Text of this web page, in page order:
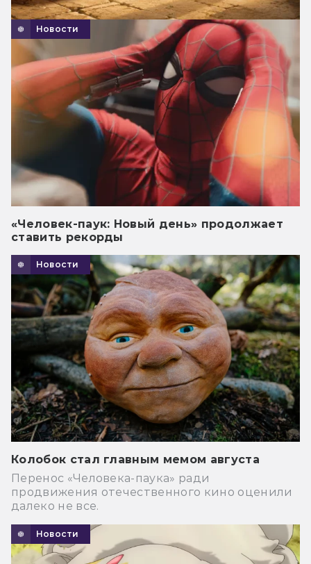
Новости
«Человек-паук: Новый день» продолжает
ставить рекорды
Новости
Колобок стал главным мемом августа
Перенос «Человека-паука» ради
продвижения отечественного кино оценили
далеко не все.
Новости